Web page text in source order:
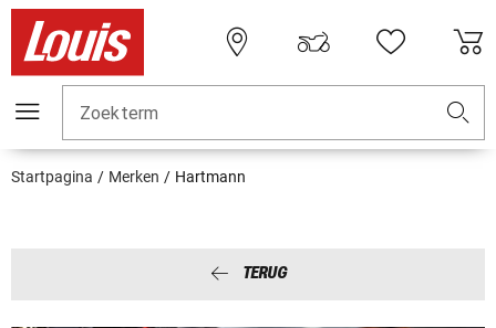
Zoekterm
Startpagina Merken Hartmann
TERUG